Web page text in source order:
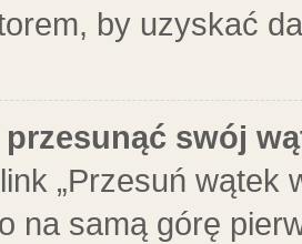
by uzyskać
swój
„Przesuń wątek
na samą górę